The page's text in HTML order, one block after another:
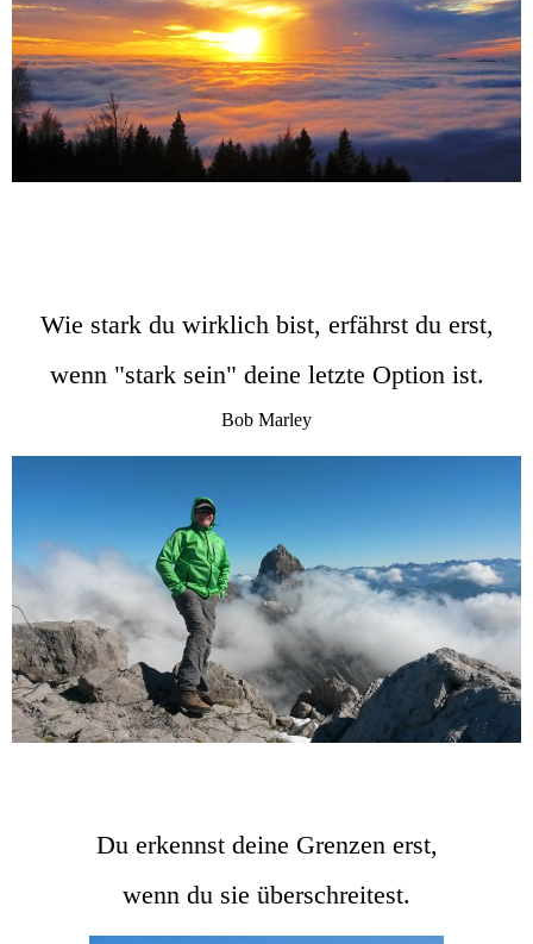
Wie stark du wirklich bist, erfährst du erst,
wenn "stark sein" deine letzte Option ist.
Bob Marley
Du erkennst deine Grenzen erst,
wenn du sie überschreitest.